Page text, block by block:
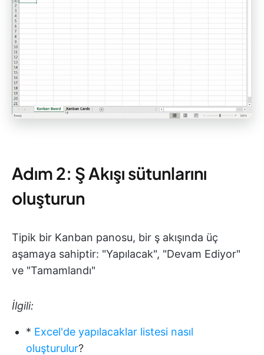
Adım 2: Ş Akışı sütunlarını
oluşturun
Tipik bir Kanban panosu, bir ş akışında üç
aşamaya sahiptir: "Yapılacak", "Devam Ediyor"
ve "Tamamlandı"
İlgili:
* Excel'de yapılacaklar listesi nasıl
oluşturulur?